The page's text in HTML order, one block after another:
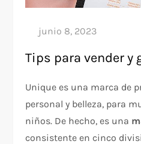
Tips para vender y
Unique es una marca de
personal y belleza, para
niños. De hecho, es una
consistente en cinco